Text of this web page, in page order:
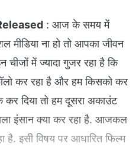
: आज के समय में
मीडिया ना हो तो आपका जीवन
में ज्यादा गुजर रहा है कि
कर रहा है और हम किसको कर
दिया तो हम दूसरा अकाउंट
इंसान क्या कर रहा है. आजकल
इसी विषय पर आधारित फिल्म